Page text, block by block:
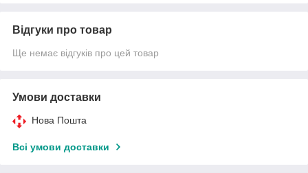
Відгуки про товар
Ще немає відгуків про цей товар
Умови доставки
Нова Пошта
Всі умови доставки